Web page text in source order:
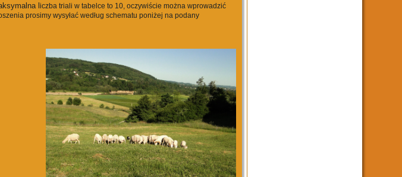
liczba triali w tabelce to 10, oczywiście można wprowadzić
prosimy wysyłać według schematu poniżej na podany